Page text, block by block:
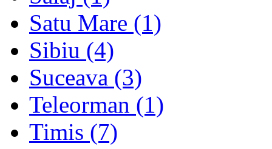
Satu Mare (1)
Sibiu (4)
Suceava (3)
Teleorman (1)
Timis (7)